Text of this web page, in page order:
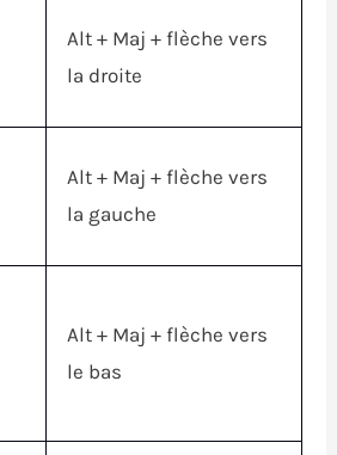
Alt + Maj + flèche vers
la droite
Alt + Maj + flèche vers
la gauche
Alt + Maj + flèche vers
le bas